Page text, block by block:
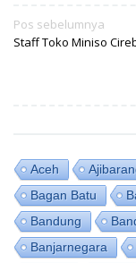
Navigasi
pos
Pos sebelumnya
Staff Toko Miniso
Aceh
Bagan Batu
Bandung
Banjarnegara